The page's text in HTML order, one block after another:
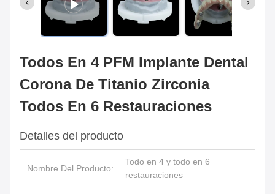
Todos En 4 PFM Implante Dental
Corona De Titanio Zirconia
Todos En 6 Restauraciones
Detalles del producto
Nombre Del Producto:
Todo en 4 y todo en 6
restauraciones